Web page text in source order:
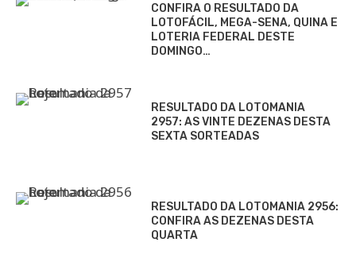
CONFIRA O RESULTADO DA
LOTOFÁCIL, MEGA-SENA, QUINA E
LOTERIA FEDERAL DESTE
DOMINGO…
RESULTADO DA LOTOMANIA
2957: AS VINTE DEZENAS DESTA
SEXTA SORTEADAS
RESULTADO DA LOTOMANIA 2956:
CONFIRA AS DEZENAS DESTA
QUARTA